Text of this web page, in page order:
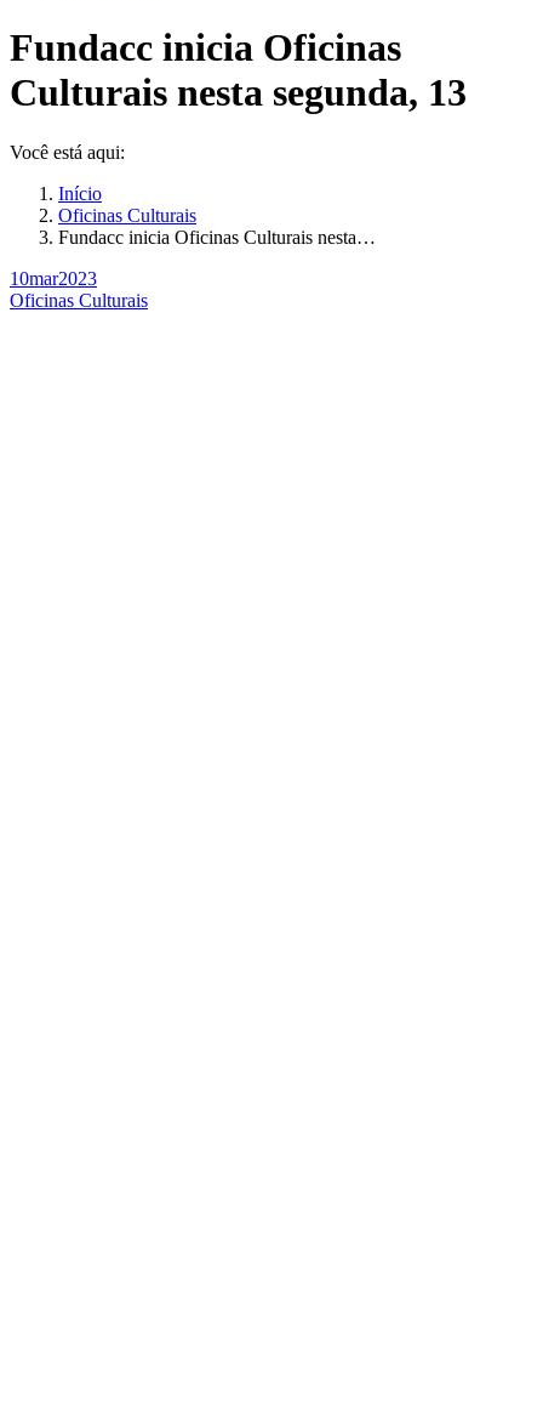
Fundacc inicia Oficinas
Culturais nesta segunda, 13
Você está aqui:
Início
Oficinas Culturais
Fundacc inicia Oficinas Culturais nesta…
10mar2023
Oficinas Culturais